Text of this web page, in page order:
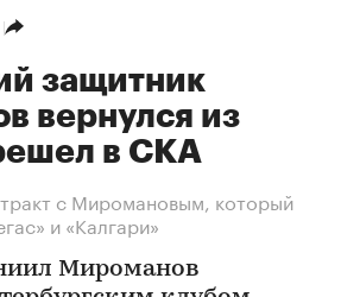
защитник
вернулся из
в СКА
с Миромановым, который
и «Калгари»
Мироманов